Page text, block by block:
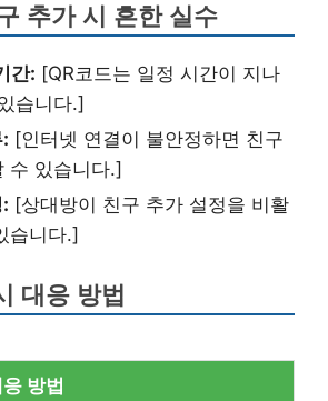
추가 시 흔한 실수
간: [QR코드는 일정 시간이 지나
습니다.]
[인터넷 연결이 불안정하면 친구
수 있습니다.]
[상대방이 친구 추가 설정을 비활
습니다.]
대응 방법
방법